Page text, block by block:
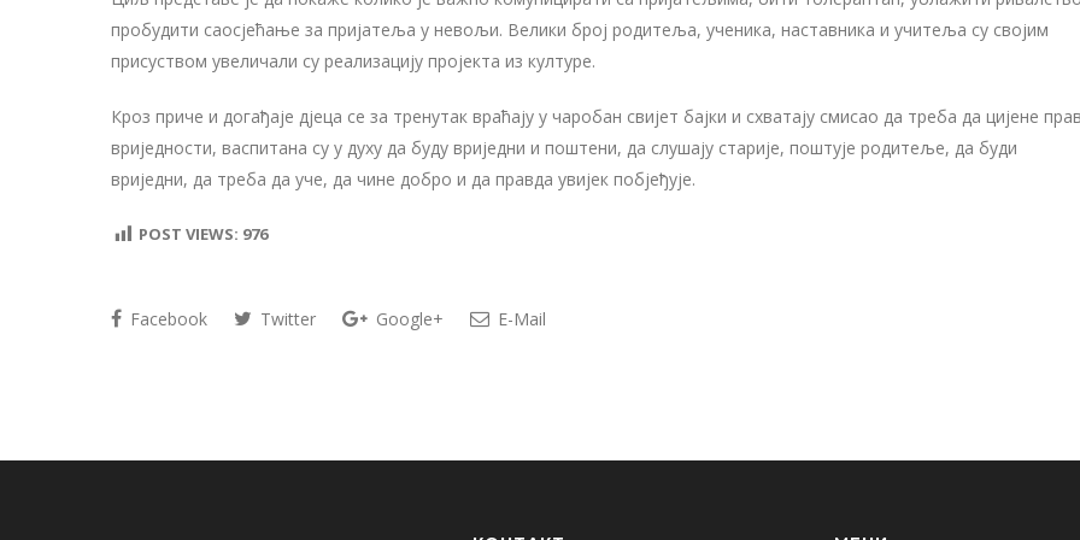
пробудити саосјећање за пријатеља у невољи. Велики број родитеља, ученика, наставника и учитеља су својим
присуством увеличали су реализацију пројекта из културе.
Кроз приче и догађаје дјеца се за тренутак враћају у чаробан свијет бајки и схватају смисао да треба да цијене
вриједности, васпитана су у духу да буду вриједни и поштени, да слушају старије, поштује родитеље, да буди
вриједни, да треба да уче, да чине добро и да правда увијек побјеђује.
POST VIEWS: 976
Facebook Twitter Google+ E-Mail